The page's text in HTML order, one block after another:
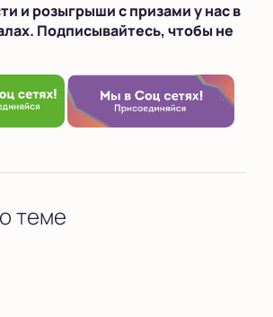
и розыгрыши с призами у нас в
Подписывайтесь, чтобы не
теме